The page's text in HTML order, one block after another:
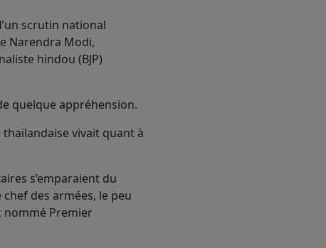
scrutin national
Narendra Modi,
hindou (BJP)
quelque appréhension.
vivait quant à
s’emparaient du
des armées, le peu
nommé Premier